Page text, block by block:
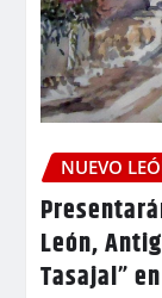
NUEVO
León,
Tasajal”